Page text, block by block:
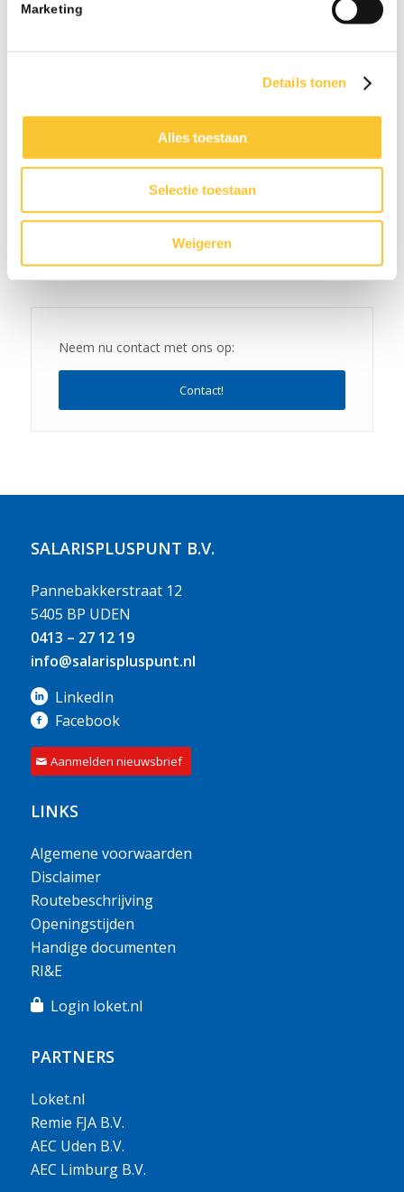
Marketing
Details tonen
Alles toestaan
Selectie toestaan
Weigeren
06-26 - 07:42
Nieuwsbrief week 21 Veranderingen BPL
Pensioen met ingang van 1 januari 2027 & CAO-
verhogingen
Neem nu contact met ons op:
Contact!
SALARISPLUSPUNT B.V.
Pannebakkerstraat 12
5405 BP UDEN
0413 – 27 12 19
info@salarispluspunt.nl
LinkedIn
Facebook
Aanmelden nieuwsbrief
LINKS
Algemene voorwaarden
Disclaimer
Routebeschrijving
Openingstijden
Handige documenten
RI&E
Login loket.nl
PARTNERS
Loket.nl
Remie FJA B.V.
AEC Uden B.V.
AEC Limburg B.V.